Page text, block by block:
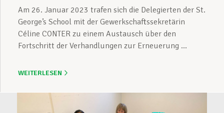
Am 26. Januar 2023 trafen sich die Delegierten der St.
George’s School mit der Gewerkschaftssekretärin
Céline CONTER zu einem Austausch über den
Fortschritt der Verhandlungen zur Erneuerung ...
WEITERLESEN